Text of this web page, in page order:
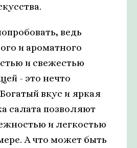
ведь
и ароматного
и свежестью
- это нечто
вкус и яркая
салата позволяют
и легкостью
А что может быть